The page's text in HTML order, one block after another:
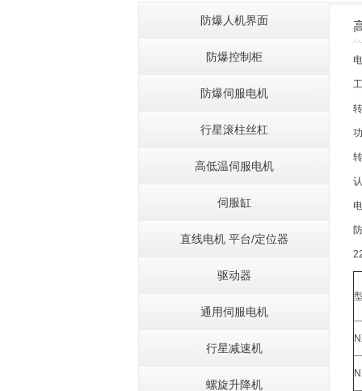
防爆人机界面
防爆控制柜
防爆伺服电机
行星滚柱丝杠
高低温伺服电机
伺服缸
直线电机 平台/定位器
驱动器
通用伺服电机
行星减速机
螺旋升降机